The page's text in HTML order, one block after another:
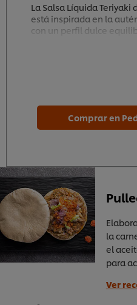
La Salsa Líquida Teriyaki
está inspirada en la
con un perfil dulce
fermentada
Comprar en
la
el
para
Ver